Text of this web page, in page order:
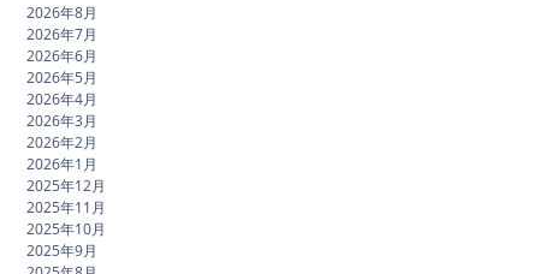
2026年8月
2026年7月
2026年6月
2026年5月
2026年4月
2026年3月
2026年2月
2026年1月
2025年12月
2025年11月
2025年10月
2025年9月